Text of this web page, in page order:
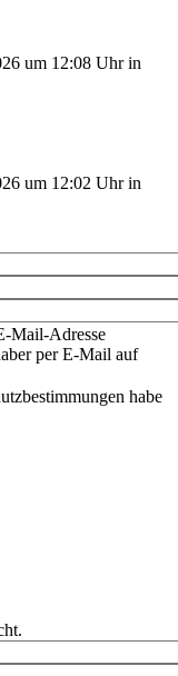
um 12:08 Uhr in
um 12:02 Uhr in
Mail-Adresse
per E-Mail auf
habe